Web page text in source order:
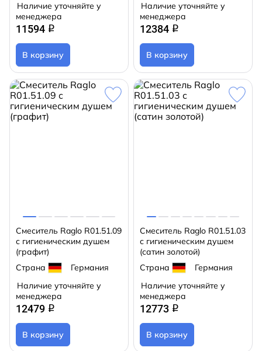
Наличие уточняйте у
менеджера
11594 q
В корзину
Наличие уточняйте у
менеджера
12384 q
В корзину
Смеситель Raglo R01.51.09
с гигиеническим душем
(графит)
Страна
Германия
Наличие уточняйте у
менеджера
12479 q
В корзину
Смеситель Raglo R01.51.03
с гигиеническим душем
(сатин золотой)
Страна
Германия
Наличие уточняйте у
менеджера
12773 q
В корзину